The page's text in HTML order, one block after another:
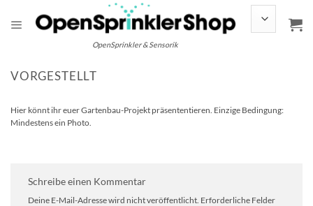
springen
OpenSprinkler & Sensorik
VORGESTELLT
Hier könnt ihr euer Gartenbau-Projekt präsententieren. Einzige Bedingung:
Mindestens ein Photo.
Schreibe einen Kommentar
Deine E-Mail-Adresse wird nicht veröffentlicht. Erforderliche Felder